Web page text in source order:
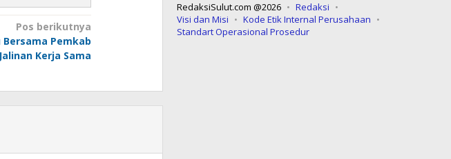
Pos berikutnya
Pemkab
Kerja Sama
RedaksiSulut.com @2026
Redaksi
Visi dan Misi
Kode Etik Internal Perusahaan
Standart Operasional Prosedur